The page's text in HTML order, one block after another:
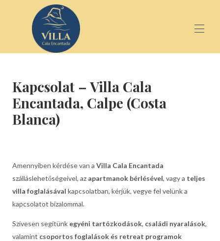
Apartmanok ▾
Csoportok és elvonulások
▾
Galéria
Kapcsolat – Villa Cala
Encantada, Calpe (Costa
Blanca)
Amennyiben kérdése van a Villa Cala Encantada
szálláslehetőségeivel, az apartmanok bérlésével, vagy a teljes
villa foglalásával kapcsolatban, kérjük, vegye fel velünk a
kapcsolatot bizalommal.
Szívesen segítünk egyéni tartózkodások, családi nyaralások,
valamint csoportos foglalások és retreat programok